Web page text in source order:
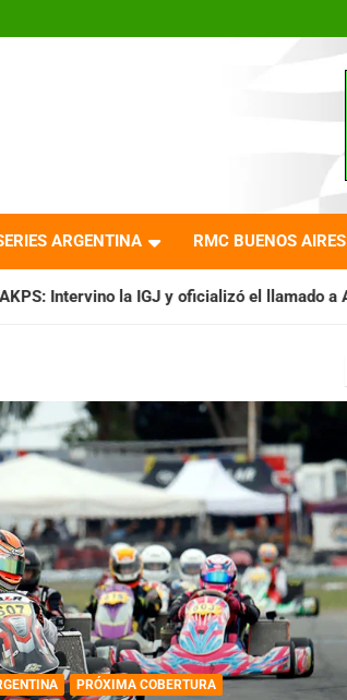
del
ARGENTINA RMC BUENOS AIRES
el llamado a Asamblea General Ordinaria